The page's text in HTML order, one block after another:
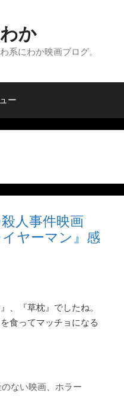
か
系にわか映画ブログ。
ー
人事件映画
イヤーマン』感
、『草枕』でしたね。
食ってマッチョになる
ない映画、 ホラー